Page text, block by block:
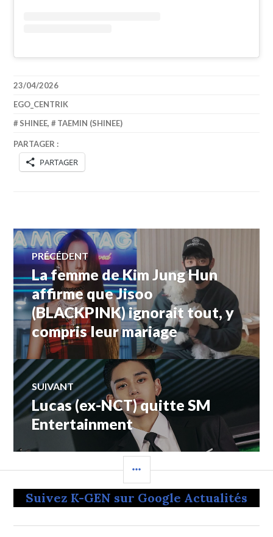
23/04/2026
EGO_CENTRIK
SHINEE, TAEMIN (SHINEE)
PARTAGER :
PARTAGER
Navigation
de
l’article
PRÉCÉDENT
Article
précédent :
La femme de Kim Jung Hun
affirme que Jisoo
(BLACKPINK) ignorait tout, y
compris leur mariage
SUIVANT
Article
Suivant:
Lucas (ex-NCT) quitte SM
Entertainment
LATÉRALE
Suivez K-GEN sur Google Actualités